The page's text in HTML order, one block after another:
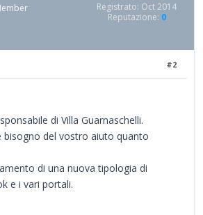
Registrato: Oct 2014
Reputazione: 0
#2
di Villa Guarnaschelli.
bisogno del vostro aiuto quanto
di una nuova tipologia di
e i vari portali.